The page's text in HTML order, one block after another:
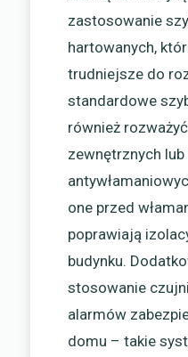
zastosowanie
hartowanych,
trudniejsze do
standardowe
również
zewnętrznych lub
one przed
poprawiają
budynku.
stosowanie
alarmów
domu – takie